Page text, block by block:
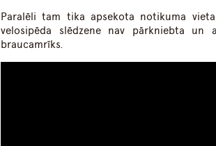
Paralēli tam tika apsekota notikuma
velosipēda slēdzene nav pārkniebta
braucamrīks.